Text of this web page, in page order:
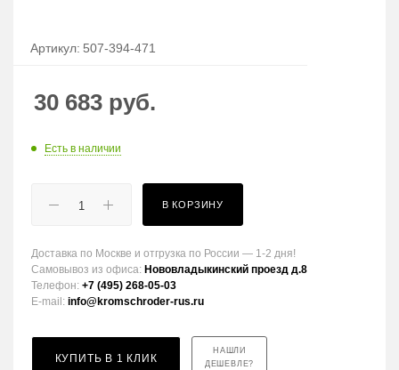
Артикул: 507-394-471
30 683 руб.
Есть в наличии
В КОРЗИНУ
Доставка по Москве и отгрузка по России — 1-2 дня!
Самовывоз из офиса: Нововладыкинский проезд д.8
Телефон: +7 (495) 268-05-03
E-mail: info@kromschroder-rus.ru
КУПИТЬ В 1 КЛИК
НАШЛИ
ДЕШЕВЛЕ?